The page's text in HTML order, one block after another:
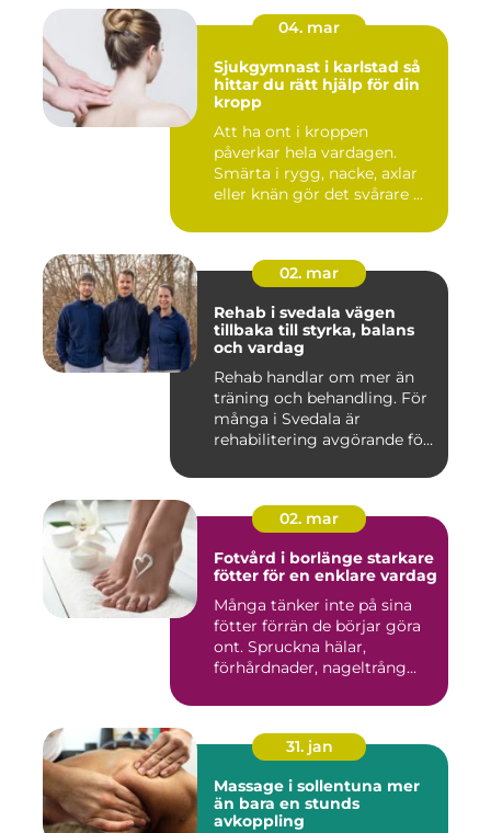
04. mar
Sjukgymnast i karlstad så
hittar du rätt hjälp för din
kropp
Att ha ont i kroppen
påverkar hela vardagen.
Smärta i rygg, nacke, axlar
eller knän gör det svårare ...
02. mar
Rehab i svedala vägen
tillbaka till styrka, balans
och vardag
Rehab handlar om mer än
träning och behandling. För
många i Svedala är
rehabilitering avgörande för
02. mar
Fotvård i borlänge starkare
fötter för en enklare vardag
Många tänker inte på sina
fötter förrän de börjar göra
ont. Spruckna hälar,
förhårdnader, nageltrång...
31. jan
Massage i sollentuna mer
än bara en stunds
avkoppling